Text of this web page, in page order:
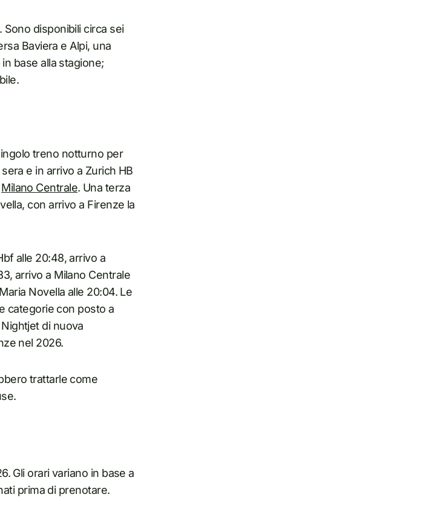
disponibili circa sei
Baviera e Alpi, una
base alla stagione;
treno notturno per
e in arrivo a Zurich HB
Milano Centrale. Una terza
con arrivo a Firenze la
alle 20:48, arrivo a
arrivo a Milano Centrale
Novella alle 20:04. Le
categorie con posto a
di nuova
nel 2026.
trattarle come
Gli orari variano in base a
prima di prenotare.